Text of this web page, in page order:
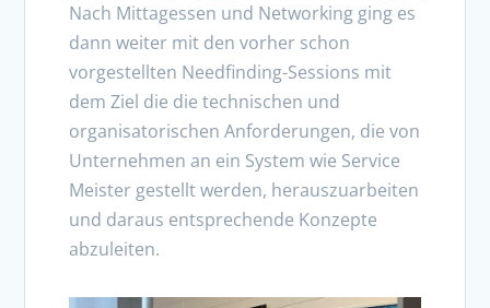
Nach Mittagessen und Networking ging es
dann weiter mit den vorher schon
vorgestellten Needfinding-Sessions mit
dem Ziel die die technischen und
organisatorischen Anforderungen, die von
Unternehmen an ein System wie Service
Meister gestellt werden, herauszuarbeiten
und daraus entsprechende Konzepte
abzuleiten.